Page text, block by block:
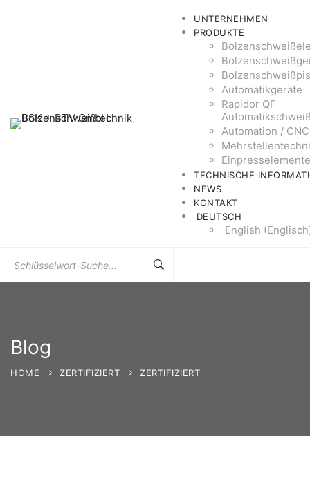
UNTERNEHMEN
PRODUKTE
Automatikgeräte
Rapidor QF
Automation / CNC
Einpresselemente
TECHNISCHE
NEWS
KONTAKT
DEUTSCH
English (Englisch
Sie
Blog
HOME ZERTIFIZIERT ZERTIFIZIERT